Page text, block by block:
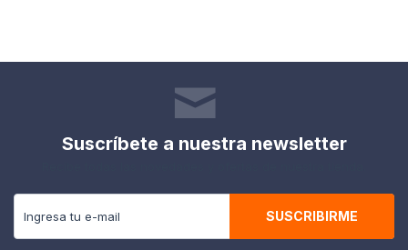
Suscríbete a nuestra newsletter
SUSCRIBIRME